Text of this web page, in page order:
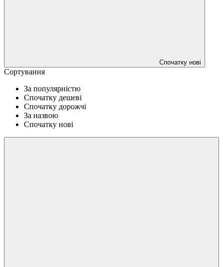
Спочатку нові
Сортування
За популярністю
Спочатку дешеві
Спочатку дорожчі
За назвою
Спочатку нові